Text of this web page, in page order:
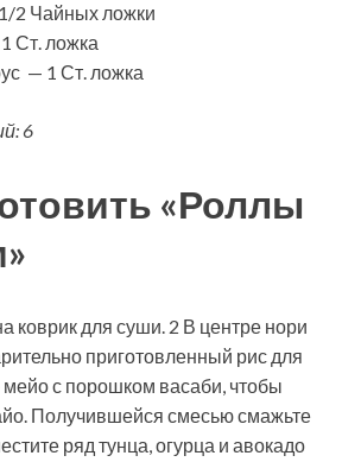
2 Чайных ложки
Ст. ложка
— 1 Ст. ложка
6
«Роллы
коврик для суши. 2 В центре нори
приготовленный рис для
с порошком васаби, чтобы
Получившейся смесью смажьте
ряд тунца, огурца и авокадо